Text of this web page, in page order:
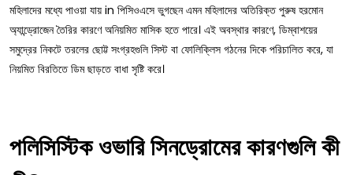
মহিলাদের মধ্যে পাওয়া যায় in পিসিওএসে ভুগছেন এমন মহিলাদের অতিরিক্ত পুরুষ হরমোন
অ্যান্ড্রোজেন তৈরির কারণে অনিয়মিত মাসিক হতে পারে। এই অবস্থার কারণে, ডিম্বাশয়ের
সমুদ্রের নিকটে তরলের ছোট্ট সংগ্রহগুলি সিস্ট বা ফোলিক্লিস গঠনের দিকে পরিচালিত করে, যা
নিয়মিত বিরতিতে ডিম ছাড়তে বাধা সৃষ্টি করে।
পলিসিস্টিক ওভারি সিনড্রোমের কারণগুলি কী